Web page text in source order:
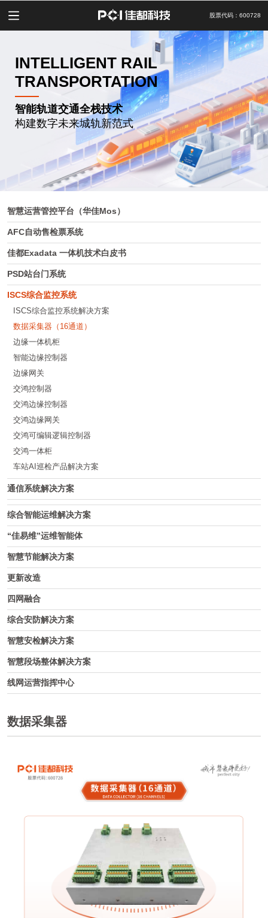
股票代码：600728
INTELLIGENT RAIL
TRANSPORTATION
智能轨道交通全栈技术
构建数字未来城轨新范式
智慧运营管控平台（华佳Mos）
AFC自动售检票系统
佳都Exadata 一体机技术白皮书
PSD站台门系统
ISCS综合监控系统
ISCS综合监控系统解决方案
数据采集器（16通道）
边缘一体机柜
智能边缘控制器
边缘网关
交鸿控制器
交鸿边缘控制器
交鸿边缘网关
交鸿可编辑逻辑控制器
交鸿一体柜
车站AI巡检产品解决方案
通信系统解决方案
综合智能运维解决方案
“佳易维”运维智能体
智慧节能解决方案
更新改造
四网融合
综合安防解决方案
智慧安检解决方案
智慧段场整体解决方案
线网运营指挥中心
数据采集器